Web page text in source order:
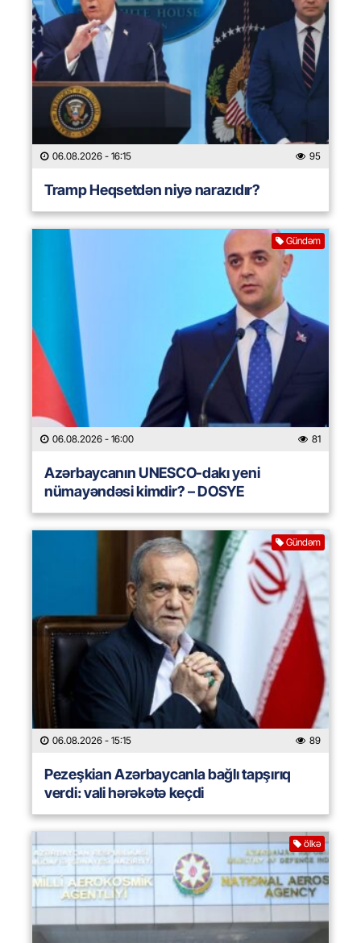
06.08.2026 - 16:15 95
Tramp Heqsetdən niyə narazıdır?
Gündəm
06.08.2026 - 16:00 81
Azərbaycanın UNESCO-dakı yeni
nümayəndəsi kimdir? – DOSYE
Gündəm
06.08.2026 - 15:15 89
Pezeşkian Azərbaycanla bağlı tapşırıq
verdi: vali hərəkətə keçdi
ölkə